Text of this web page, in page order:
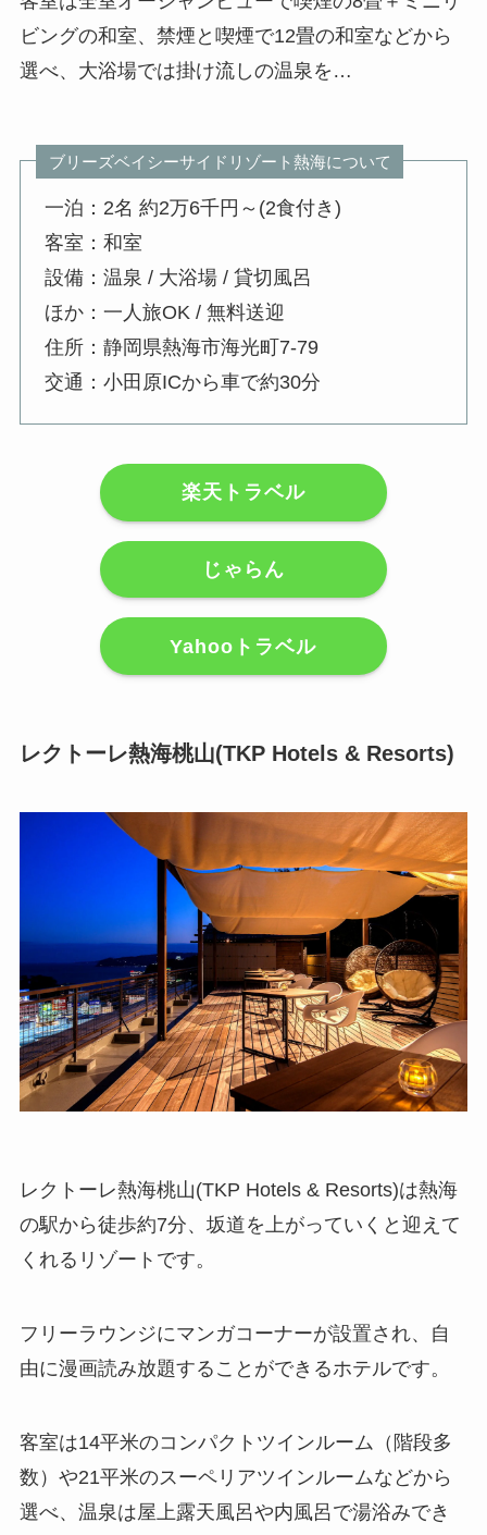
ビングの和室、禁煙と喫煙で12畳の和室などから
選べ、大浴場では掛け流しの温泉を…
ブリーズベイシーサイドリゾート熱海について
一泊：2名 約2万6千円～(2食付き)
客室：和室
設備：温泉 / 大浴場 / 貸切風呂
ほか：一人旅OK / 無料送迎
住所：静岡県熱海市海光町7-79
交通：小田原ICから車で約30分
楽天トラベル
じゃらん
Yahooトラベル
レクトーレ熱海桃山(TKP Hotels & Resorts)
レクトーレ熱海桃山(TKP Hotels & Resorts)は熱海
の駅から徒歩約7分、坂道を上がっていくと迎えて
くれるリゾートです。
フリーラウンジにマンガコーナーが設置され、自
由に漫画読み放題することができるホテルです。
客室は14平米のコンパクトツインルーム（階段多
数）や21平米のスーペリアツインルームなどから
選べ、温泉は屋上露天風呂や内風呂で湯浴みでき